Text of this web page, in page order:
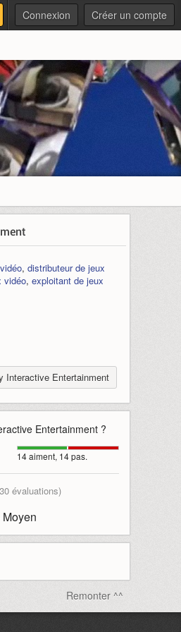
Connexion Créer un compte
, distributeur de jeux
vidéo, exploitant de jeux
Interactive Entertainment
Entertainment?
14 aiment, 14 pas.
évaluations)
Moyen
Remonter ^^